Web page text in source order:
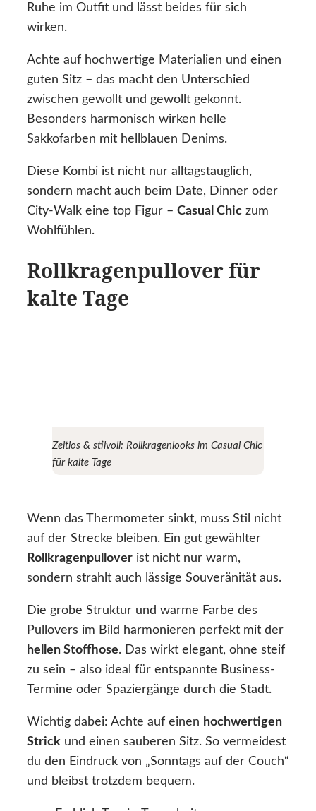
Ruhe im Outfit und lässt beides für sich
wirken.
Achte auf hochwertige Materialien und einen
guten Sitz – das macht den Unterschied
zwischen gewollt und gewollt gekonnt.
Besonders harmonisch wirken helle
Sakkofarben mit hellblauen Denims.
Diese Kombi ist nicht nur alltagstauglich,
sondern macht auch beim Date, Dinner oder
City-Walk eine top Figur – Casual Chic zum
Wohlfühlen.
Rollkragenpullover für
kalte Tage
Zeitlos & stilvoll: Rollkragenlooks im Casual Chic
für kalte Tage
Wenn das Thermometer sinkt, muss Stil nicht
auf der Strecke bleiben. Ein gut gewählter
Rollkragenpullover ist nicht nur warm,
sondern strahlt auch lässige Souveränität aus.
Die grobe Struktur und warme Farbe des
Pullovers im Bild harmonieren perfekt mit der
hellen Stoffhose. Das wirkt elegant, ohne steif
zu sein – also ideal für entspannte Business-
Termine oder Spaziergänge durch die Stadt.
Wichtig dabei: Achte auf einen hochwertigen
Strick und einen sauberen Sitz. So vermeidest
du den Eindruck von „Sonntags auf der Couch“
und bleibst trotzdem bequem.